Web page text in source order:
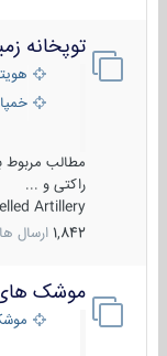
توپخانه
هویتزر
خمپاره
مطالب مربوط
راکتی و ...
Artillery ...
1,842 ارسال ها
موشک های
موشک